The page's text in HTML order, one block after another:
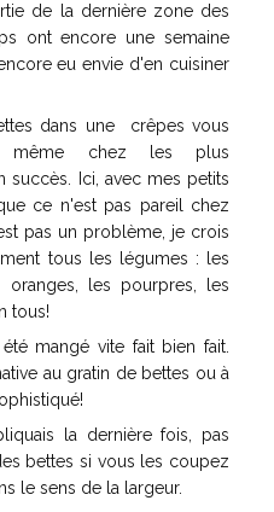
de la dernière zone des
ont encore une semaine
eu envie d'en cuisiner
dans une crêpes vous
même chez les plus
succès. Ici, avec mes petits
ce n'est pas pareil chez
pas un problème, je crois
tous les légumes : les
les pourpres, les
tous!
mangé vite fait bien fait.
au gratin de bettes ou à
la dernière fois, pas
bettes si vous les coupez
le sens de la largeur.